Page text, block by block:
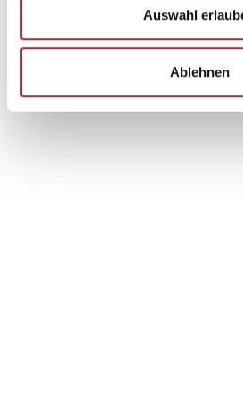
Auswahl
Ablehnen